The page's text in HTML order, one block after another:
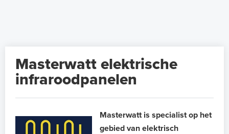
Masterwatt elektrische
infraroodpanelen
Masterwatt is specialist op het
gebied van elektrisch